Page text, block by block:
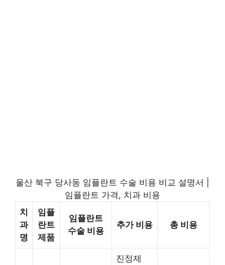
울산 북구 당사동 임플란트 수술 비용 비교 설명서 |
임플란트 가격, 치과 비용
치
과
명
임플
란트
제품
임플란트
수술 비용
추가 비용 총 비용
진정제